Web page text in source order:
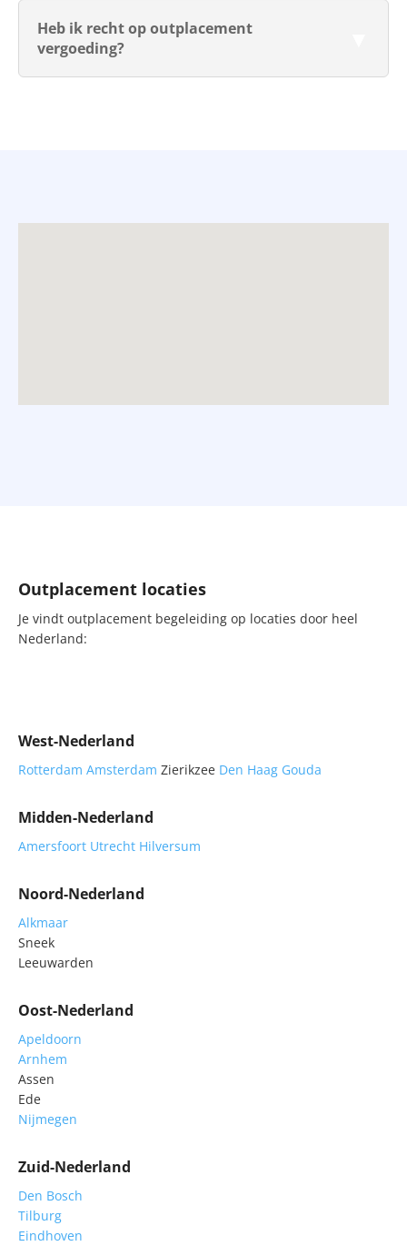
Heb ik recht op outplacement
vergoeding?
Outplacement locaties
Je vindt outplacement begeleiding op locaties door heel
Nederland:
West-Nederland
Rotterdam Amsterdam Zierikzee Den Haag Gouda
Midden-Nederland
Amersfoort Utrecht Hilversum
Noord-Nederland
Alkmaar
Sneek
Leeuwarden
Oost-Nederland
Apeldoorn
Arnhem
Assen
Ede
Nijmegen
Zuid-Nederland
Den Bosch
Tilburg
Eindhoven